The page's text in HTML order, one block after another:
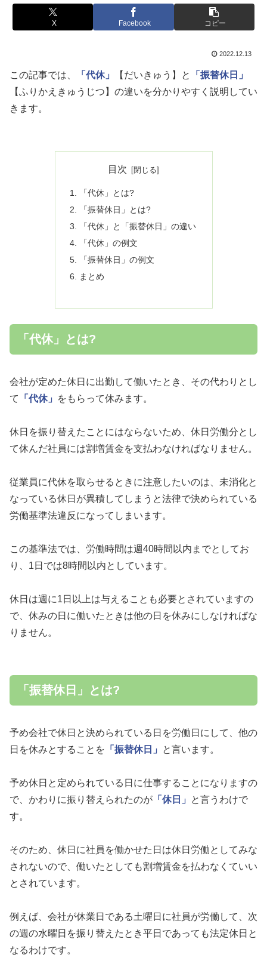
X Facebook コピー
2022.12.13
この記事では、 「代休」 【だいきゅう】と
「振替休日」
【ふりかえきゅうじつ】の違いを分かりやすく説明してい
きます。
目次
「代休」とは?
「振替休日」とは?
「代休」と「振替休日」の違い
「代休」の例文
「振替休日」の例文
まとめ
「代休」とは?
会社が定めた休日に出勤して働いたとき、その代わりとし
て
「代休」 をもらって休みます。
休日を振り替えたことにはならないため、休日労働分とし
て休んだ社員には割増賃金を支払わなければなりません。
従業員に代休を取らせるときに注意したいのは、未消化と
なっている休日が異積してしまうと法律で決められている
労働基準法違反になってしまいます。
この基準法では、労働時間は週40時間以内までとしてお
り、1日では8時間以内としています。
休日は週に1日以上は与えることも必要とされていますの
で、休みの日に働いたときは他の日を休みにしなければな
りません。
「振替休日」とは?
予め会社で休日と決められている日を労働日にして、他の
日を休みとすることを 「振替休日」 と言います。
予め休日と定められている日に仕事することになりますの
で、かわりに振り替えられたのが 「休日」
と言うわけで
す。
そのため、休日に社員を働かせた日は休日労働としてみな
されないので、働いたとしても割増賃金を払わなくていい
とされています。
例えば、会社が休業日である土曜日に社員が労働して、次
の週の水曜日を振り替えたとき平日であっても法定休日と
なるわけです。